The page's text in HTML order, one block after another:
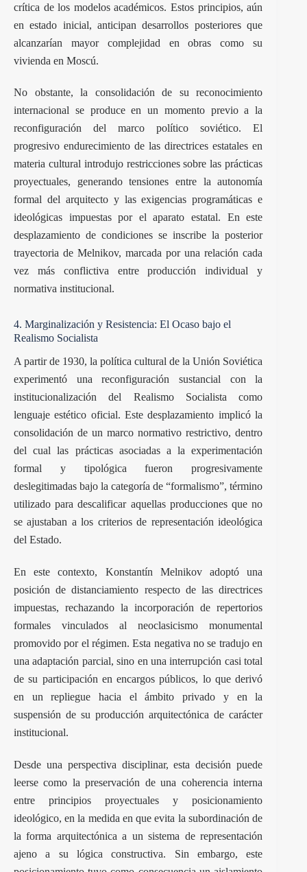
crítica de los modelos académicos. Estos principios, aún
en estado inicial, anticipan desarrollos posteriores que
alcanzarían mayor complejidad en obras como su
vivienda en Moscú.
No obstante, la consolidación de su reconocimiento
internacional se produce en un momento previo a la
reconfiguración del marco político soviético. El
progresivo endurecimiento de las directrices estatales en
materia cultural introdujo restricciones sobre las prácticas
proyectuales, generando tensiones entre la autonomía
formal del arquitecto y las exigencias programáticas e
ideológicas impuestas por el aparato estatal. En este
desplazamiento de condiciones se inscribe la posterior
trayectoria de Melnikov, marcada por una relación cada
vez más conflictiva entre producción individual y
normativa institucional.
4. Marginalización y Resistencia: El Ocaso bajo el
Realismo Socialista
A partir de 1930, la política cultural de la Unión Soviética
experimentó una reconfiguración sustancial con la
institucionalización del Realismo Socialista como
lenguaje estético oficial. Este desplazamiento implicó la
consolidación de un marco normativo restrictivo, dentro
del cual las prácticas asociadas a la experimentación
formal y tipológica fueron progresivamente
deslegitimadas bajo la categoría de “formalismo”, término
utilizado para descalificar aquellas producciones que no
se ajustaban a los criterios de representación ideológica
del Estado.
En este contexto, Konstantín Melnikov adoptó una
posición de distanciamiento respecto de las directrices
impuestas, rechazando la incorporación de repertorios
formales vinculados al neoclasicismo monumental
promovido por el régimen. Esta negativa no se tradujo en
una adaptación parcial, sino en una interrupción casi total
de su participación en encargos públicos, lo que derivó
en un repliegue hacia el ámbito privado y en la
suspensión de su producción arquitectónica de carácter
institucional.
Desde una perspectiva disciplinar, esta decisión puede
leerse como la preservación de una coherencia interna
entre principios proyectuales y posicionamiento
ideológico, en la medida en que evita la subordinación de
la forma arquitectónica a un sistema de representación
ajeno a su lógica constructiva. Sin embargo, este